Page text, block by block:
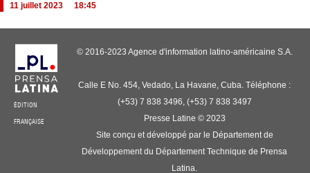
11 juillet 2023 18:45
ÉDITION
FRANÇAISE
© 2016-2023 Agence d'information latino-américaine S.A.
Calle E No. 454, Vedado, La Havane, Cuba. Téléphone :
(+53) 7 838 3496, (+53) 7 838 3497
Presse Latine © 2023
Site conçu et développé par le Département de
Développement du Département Technique de Prensa
Latina.